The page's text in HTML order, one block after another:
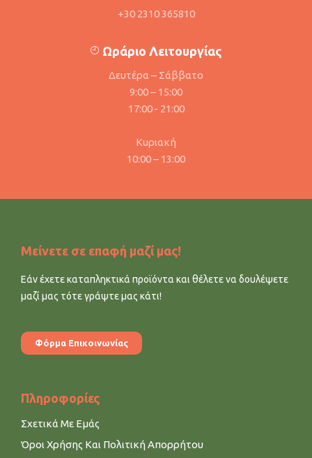
+30 2310 365810
Ωράριο Λειτουργίας
Δευτέρα – Σάββατο
9:00 – 15:00
17:00 - 21:00
Κυριακή
10:00 – 13:00
Μείνετε σε επαφή μαζί μας!
Εάν έχετε καταπληκτικά προϊόντα και θέλετε να δουλέψετε
μαζί μας τότε γράψτε μας κάτι!
Φόρμα Επικοινωνίας
Πληροφορίες
Σχετικά Με Εμάς
Όροι Χρήσης Και Πολιτική Απορρήτου